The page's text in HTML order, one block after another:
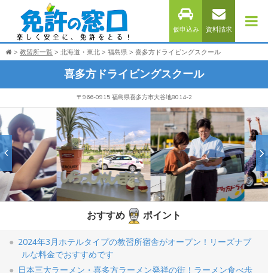
仮申込み 資料請求
教習所一覧 北海道・東北 福島県 喜多方ドライビングスクール
喜多方ドライビングスクール
〒966-0915 福島県喜多方市大谷地8014-2
おすすめ ポイント
2024年3月ホテルタイプの教習所宿舎がオープン！リーズナブ
ルな料金でおすすめです
日本三大ラーメン・喜多方ラーメン発祥の街！ラーメン食べ歩